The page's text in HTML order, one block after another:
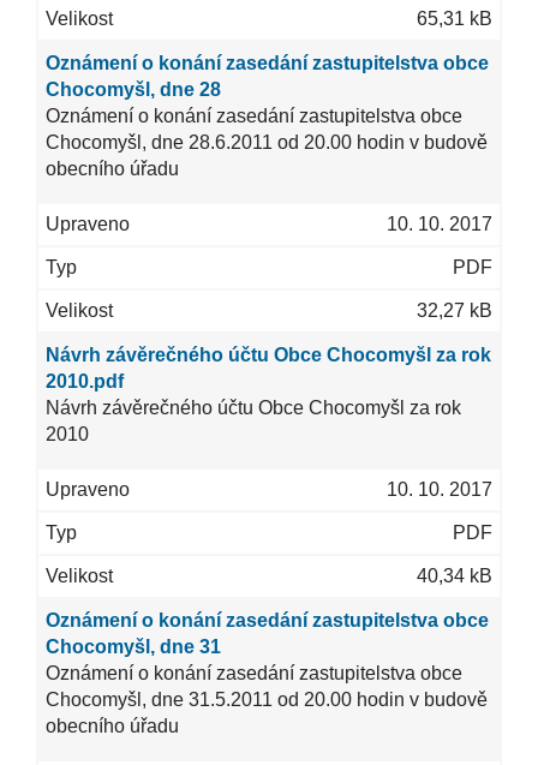
65,31 kB
Oznámení o konání zasedání zastupitelstva obce
Chocomyšl, dne 28
Oznámení o konání zasedání zastupitelstva obce
Chocomyšl, dne 28.6.2011 od 20.00 hodin v budově
obecního úřadu
10. 10. 2017
PDF
32,27 kB
Návrh závěrečného účtu Obce Chocomyšl za rok
2010.pdf
Návrh závěrečného účtu Obce Chocomyšl za rok
2010
10. 10. 2017
PDF
40,34 kB
Oznámení o konání zasedání zastupitelstva obce
Chocomyšl, dne 31
Oznámení o konání zasedání zastupitelstva obce
Chocomyšl, dne 31.5.2011 od 20.00 hodin v budově
obecního úřadu